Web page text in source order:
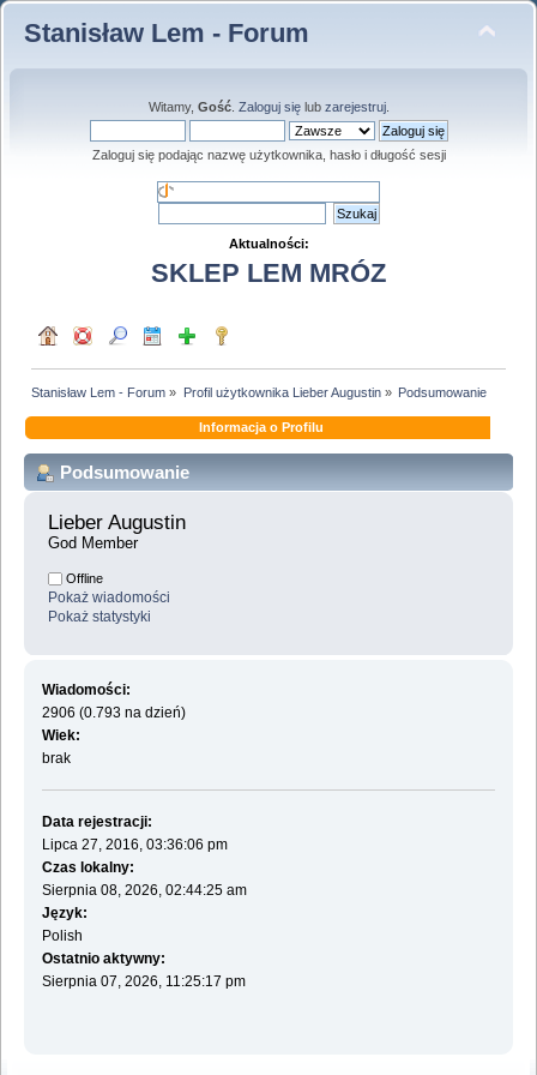
Stanisław Lem - Forum
Witamy, Gość. Zaloguj sięlub zarejestruj.
Zaloguj się podając nazwę użytkownika, hasło i długość sesji
Aktualności:
SKLEP LEM MRÓZ
Stanisław Lem - Forum » Profil użytkownika Lieber Augustin» Podsumowanie
Informacja o Profilu
Podsumowanie
Lieber Augustin
God Member
Offline
Pokaż wiadomości
Pokaż statystyki
Wiadomości:
2906 (0.793 na dzień)
Wiek:
brak
Data rejestracji:
Lipca 27, 2016, 03:36:06 pm
Czas lokalny:
Sierpnia 08, 2026, 02:44:25 am
Język:
Polish
Ostatnio aktywny:
Sierpnia 07, 2026, 11:25:17 pm